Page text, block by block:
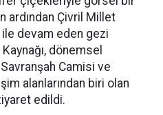
ardından Çivril Millet
devam eden gezi
dönemsel
Camisi ve
alanlarından biri olan
edildi.